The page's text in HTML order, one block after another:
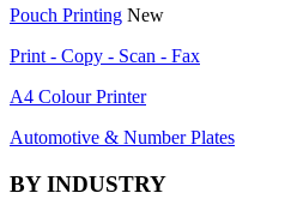
Pouch Printing New
Print - Copy - Scan - Fax
A4 Colour Printer
Automotive & Number Plates
BY INDUSTRY